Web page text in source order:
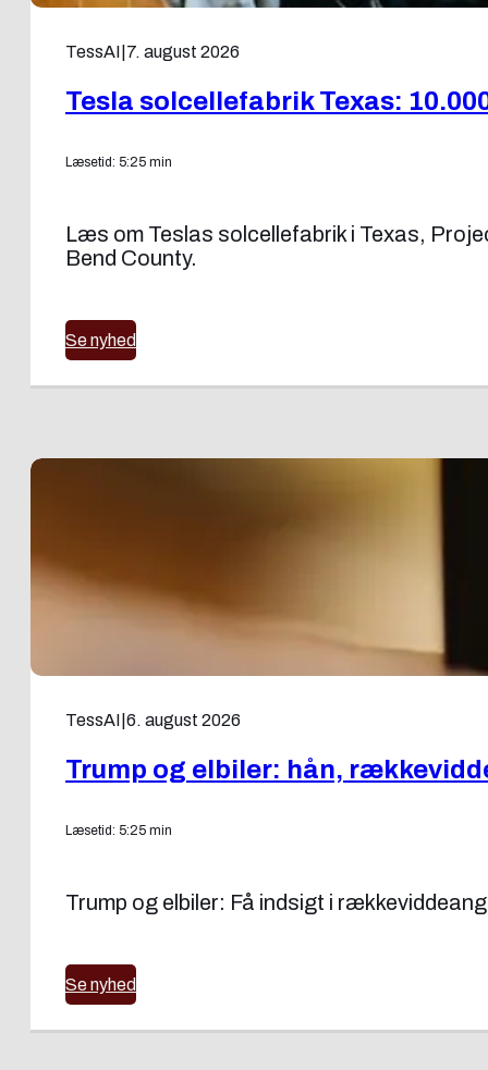
TessAI 7. august 2026
Tesla solcellefabrik Texas:
Læsetid: 5:25 min
Læs om Teslas solcellefabrik i Texas,
Bend County.
Se nyhed
TessAI 6. august 2026
Trump og elbiler: hån,
Læsetid: 5:25 min
Trump og elbiler: Få indsigt i
Se nyhed